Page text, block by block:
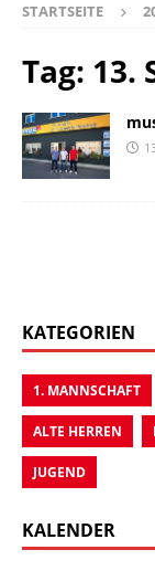
STARTSEITE
Tag: 13.
KATEGORIEN
1. MANNSCHAFT
ALTE HERREN
JUGEND
KALENDER